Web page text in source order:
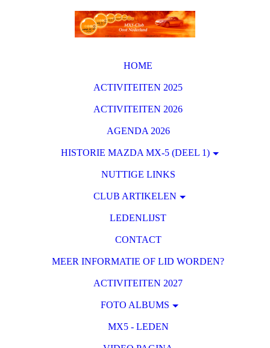
HOME
ACTIVITEITEN 2025
ACTIVITEITEN 2026
AGENDA 2026
HISTORIE MAZDA MX-5 (DEEL 1)
NUTTIGE LINKS
CLUB ARTIKELEN
LEDENLIJST
CONTACT
MEER INFORMATIE OF LID WORDEN?
ACTIVITEITEN 2027
FOTO ALBUMS
MX5 - LEDEN